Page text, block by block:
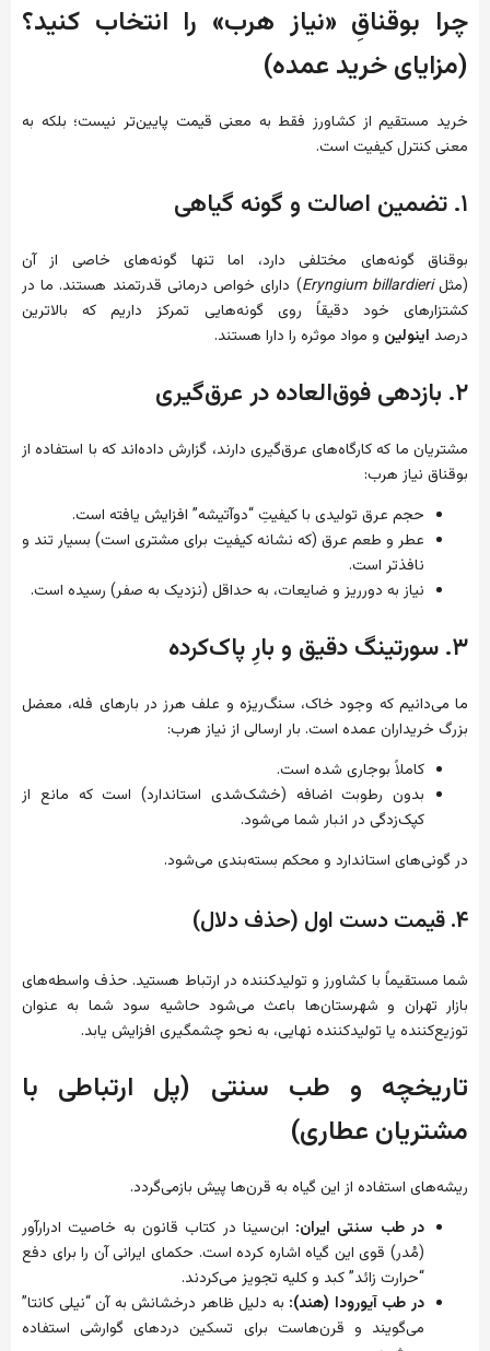
چرا بوقناقِ «نیاز هرب» را انتخاب کنید؟
(مزایای خرید عمده)
خرید مستقیم از کشاورز فقط به معنی قیمت پایین‌تر نیست؛ بلکه به
معنی کنترل کیفیت است.
۱. تضمین اصالت و گونه گیاهی
بوقناق گونه‌های مختلفی دارد، اما تنها گونه‌های خاصی از آن
(مثلEryngium billardieri) دارای خواص درمانی قدرتمند هستند. ما در
کشتزارهای خود دقیقاً روی گونه‌هایی تمرکز داریم که بالاترین
درصد اینولین و مواد موثره را دارا هستند.
۲. بازدهی فوق‌العاده در عرق‌گیری
مشتریان ما که کارگاه‌های عرق‌گیری دارند، گزارش داده‌اند که با استفاده از
بوقناق نیاز هرب:
حجم عرق تولیدی با کیفیتِ “دوآتیشه” افزایش یافته است.
عطر و طعم عرق (که نشانه کیفیت برای مشتری است) بسیار تند و
نافذتر است.
نیاز به دورریز و ضایعات، به حداقل (نزدیک به صفر) رسیده است.
۳. سورتینگ دقیق و بارِ پاک‌کرده
ما می‌دانیم که وجود خاک، سنگ‌ریزه و علف هرز در بارهای فله، معضل
بزرگ خریداران عمده است. بار ارسالی از نیاز هرب:
کاملاً بوجاری شده است.
بدون رطوبت اضافه (خشک‌شدی استاندارد) است که مانع از
کپک‌زدگی در انبار شما می‌شود.
در گونی‌های استاندارد و محکم بسته‌بندی می‌شود.
۴. قیمت دست اول (حذف دلال)
شما مستقیماً با کشاورز و تولیدکننده در ارتباط هستید. حذف واسطه‌های
بازار تهران و شهرستان‌ها باعث می‌شود حاشیه سود شما به عنوان
توزیع‌کننده یا تولیدکننده نهایی، به نحو چشمگیری افزایش یابد.
تاریخچه و طب سنتی (پل ارتباطی با
مشتریان عطاری)
ریشه‌های استفاده از این گیاه به قرن‌ها پیش بازمی‌گردد.
در طب سنتی ایران: ابن‌سینا در کتاب قانون به خاصیت ادرارآور
(مُدر) قوی این گیاه اشاره کرده است. حکمای ایرانی آن را برای دفع
“حرارت زائد” کبد و کلیه تجویز می‌کردند.
در طب آیورودا (هند): به دلیل ظاهر درخشانش به آن “نیلی کانتا”
می‌گویند و قرن‌هاست برای تسکین دردهای گوارشی استفاده